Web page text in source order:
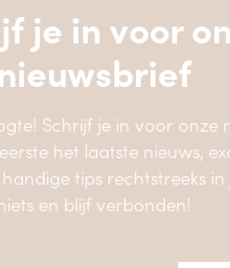
je in voor
nieuwsbrief
Schrijf je in voor onze
het laatste nieuws,
tips rechtstreeks in
en blijf verbonden!